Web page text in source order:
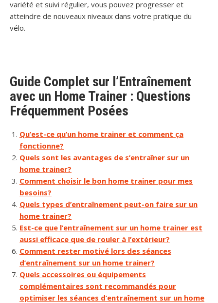
variété et suivi régulier, vous pouvez progresser et
atteindre de nouveaux niveaux dans votre pratique du
vélo.
Guide Complet sur l’Entraînement
avec un Home Trainer : Questions
Fréquemment Posées
Qu’est-ce qu’un home trainer et comment ça
fonctionne?
Quels sont les avantages de s’entraîner sur un
home trainer?
Comment choisir le bon home trainer pour mes
besoins?
Quels types d’entraînement peut-on faire sur un
home trainer?
Est-ce que l’entraînement sur un home trainer est
aussi efficace que de rouler à l’extérieur?
Comment rester motivé lors des séances
d’entraînement sur un home trainer?
Quels accessoires ou équipements
complémentaires sont recommandés pour
optimiser les séances d’entraînement sur un home